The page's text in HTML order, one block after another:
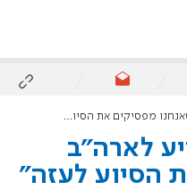
מפסיקים את הסיוע לעזה"
לארה"ב
הסיוע לעזה"